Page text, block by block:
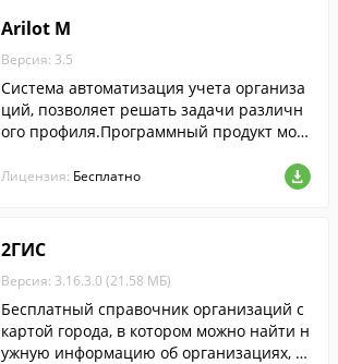
Arilot M
Версия: 3.5
Cистема автоматизация учета организа
ций, позволяет решать задачи различн
ого профиля.Программный продукт мож
Лицензия: Бесплатно
2ГИС
Версия: 3.16.3.0 (21.58 МБ)
Бесплатный справочник организаций с
картой города, в котором можно найти н
ужную информацию об организациях, сх